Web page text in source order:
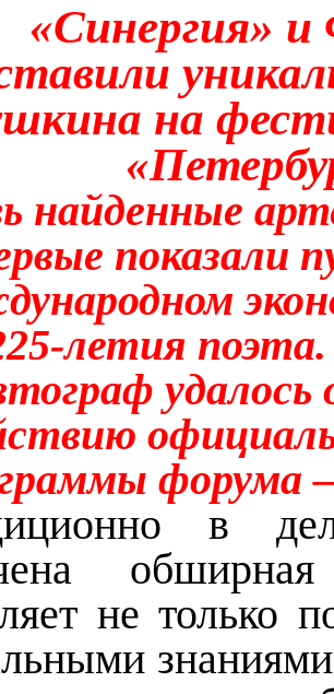
«Синергия» и
на
найденные
показали
летия
удалось
форума
в
не только